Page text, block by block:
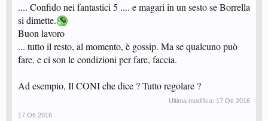
.... Confido nei fantastici 5 .... e magari in un sesto se Borrella
si dimette.
Buon lavoro
... tutto il resto, al momento, è gossip. Ma se qualcuno può
fare, e ci son le condizioni per fare, faccia.
Ad esempio, Il CONI che dice ? Tutto regolare ?
Ultima modifica: 17 Ott 2016
17 Ott 2016